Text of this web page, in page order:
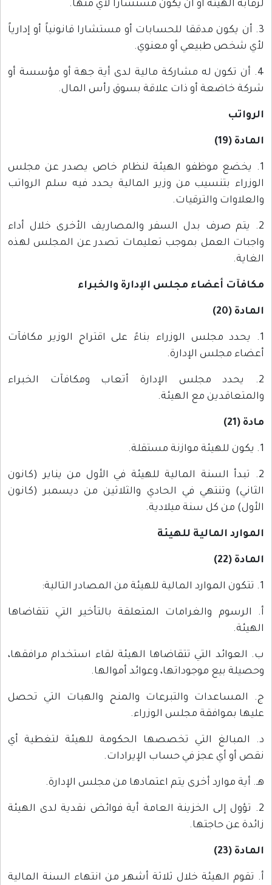
لرقابة الهيئة أو أن يكون مستشاراً لأي منها.
3. أن يكون مدققا للحسابات أو مستشارا قانونياً أو إدارياً
لأي شخص طبيعي أو معنوي.
4. أن تكون له مشاركة مالية لدى أية جهة أو مؤسسة أو
شركة خاضعة أو ذات علاقة بسوق رأس المال.
الرواتب
المادة (19)
1. يخضع موظفو الهيئة لنظام خاص يصدر عن مجلس
الوزراء بتنسيب من وزير المالية يحدد فيه سلم الرواتب
والعلاوات والترقيات.
2. يتم صرف بدل السفر والمصاريف الأخرى خلال أداء
واجبات العمل بموجب تعليمات تصدر عن المجلس لهذه
الغاية.
مكافآت أعضاء مجلس الإدارة والخبراء
المادة (20)
1. يحدد مجلس الوزراء بناءً على اقتراح الوزير مكافآت
أعضاء مجلس الإدارة.
2. يحدد مجلس الإدارة أتعاب ومكافآت الخبراء
والمتعاقدين مع الهيئة.
مادة (21)
1. يكون للهيئة موازنة مستقلة.
2. تبدأ السنة المالية للهيئة في الأول من يناير (كانون
الثاني) وتنتهي في الحادي والثلاثين من ديسمبر (كانون
الأول) من كل سنة ميلادية.
الموارد المالية للهيئة
المادة (22)
1. تتكون الموارد المالية للهيئة من المصادر التالية:
أ. الرسوم والغرامات المتعلقة بالتأخير التي تتقاضاها
الهيئة.
ب. العوائد التي تتقاضاها الهيئة لقاء استخدام مرافقها،
وحصيلة بيع موجوداتها، وعوائد أموالها.
ج. المساعدات والتبرعات والمنح والهبات التي تحصل
عليها بموافقة مجلس الوزراء.
د. المبالغ التي تخصصها الحكومة للهيئة لتغطية أي
نقص أو أي عجز في حساب الإيرادات.
هـ. أية موارد أخرى يتم اعتمادها من مجلس الإدارة.
2. تؤول إلى الخزينة العامة أية فوائض نقدية لدى الهيئة
زائدة عن حاجتها.
المادة (23)
أ. تقوم الهيئة خلال ثلاثة أشهر من انتهاء السنة المالية